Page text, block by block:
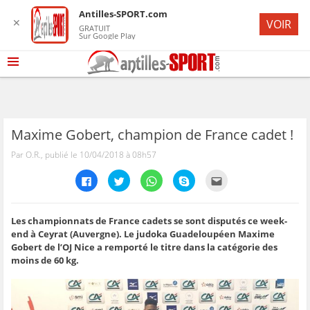
Maxime Gobert, champion de France cadet !
Par O.R., publié le 10/04/2018 à 08h57
C
l
e
z
p
o
u
r
t
a
C
l
e
z
p
o
u
a
r
t
a
C
l
e
z
p
o
u
a
r
t
a
C
l
e
z
p
o
u
a
r
t
a
e
z
p
o
u
n
v
o
y
Les championnats de France cadets se sont disputés ce week-
end à Ceyrat (Auvergne). Le judoka Guadeloupéen Maxime
Gobert de l’OJ Nice a remporté le titre dans la catégorie des
moins de 60 kg.
✕
Antilles-SPORT.com
GRATUIT
Sur Google Play
VOIR